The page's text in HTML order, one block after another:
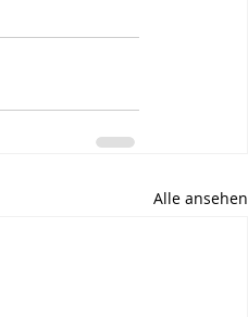
Alle ansehen